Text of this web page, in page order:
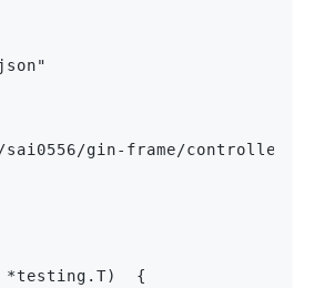
gin-frame/controller"
*testing.T)  {